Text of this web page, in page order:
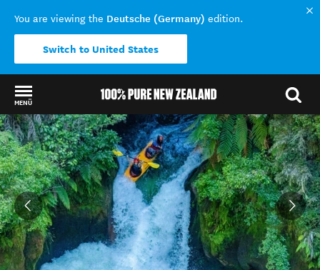
You are viewing the Deutsche (Germany) edition.
Switch to United States
MENÜ
Back to my results